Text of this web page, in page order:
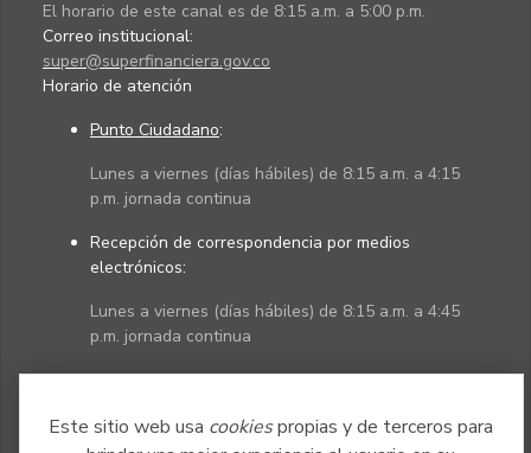
Este sitio web usa cookiespropias y de terceros para
El horario de este canal es de 8:15 a.m. a 5:00 p.m.
Correo institucional:
super@superfinanciera.gov.co
Horario de atención
Punto Ciudadano:
Lunes a viernes (días hábiles) de 8:15 a.m. a 4:15
p.m. jornada continua
Recepción de correspondencia por medios
electrónicos:
Lunes a viernes (días hábiles) de 8:15 a.m. a 4:45
p.m. jornada continua